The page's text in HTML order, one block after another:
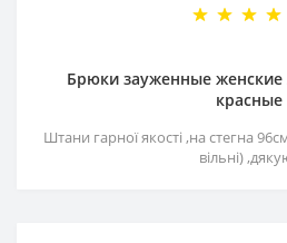
Брюки зауженные женские
красные
Штани гарної якості ,на стегна
вільні)